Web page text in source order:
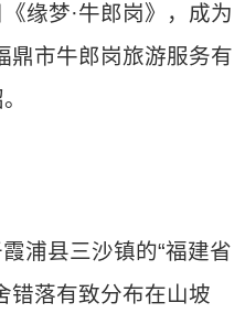
缘梦·牛郎岗》，成为
鼎市牛郎岗旅游服务有
浦县三沙镇的“福建省
错落有致分布在山坡